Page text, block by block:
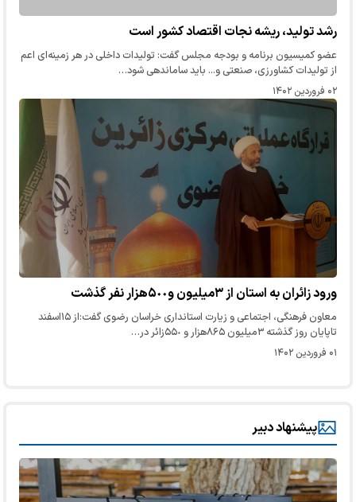
رشد تولید، ریشه نجات اقتصاد کشور است
عضو کمیسیون برنامه و بودجه مجلس گفت: تولیدات داخلی در هر زمینه‌ای اعم
از تولیدات کشاورزی، صنعتی و... باید ساماندهی شود…
۰۲ فروردین ۱۴۰۲
ورود زائران به استان از ٣میلیون و۵٠٠هزار نفر گذشت
معاون فرهنگی، اجتماعی و زیارت استانداری خراسان رضوی گفت:از ١۵اسفند
تاپایان روز گذشته ٣میلیون ٨۶۵هزار و ۵۵٠زائر در…
۰۱ فروردین ۱۴۰۲
پیشنهاد دبیر